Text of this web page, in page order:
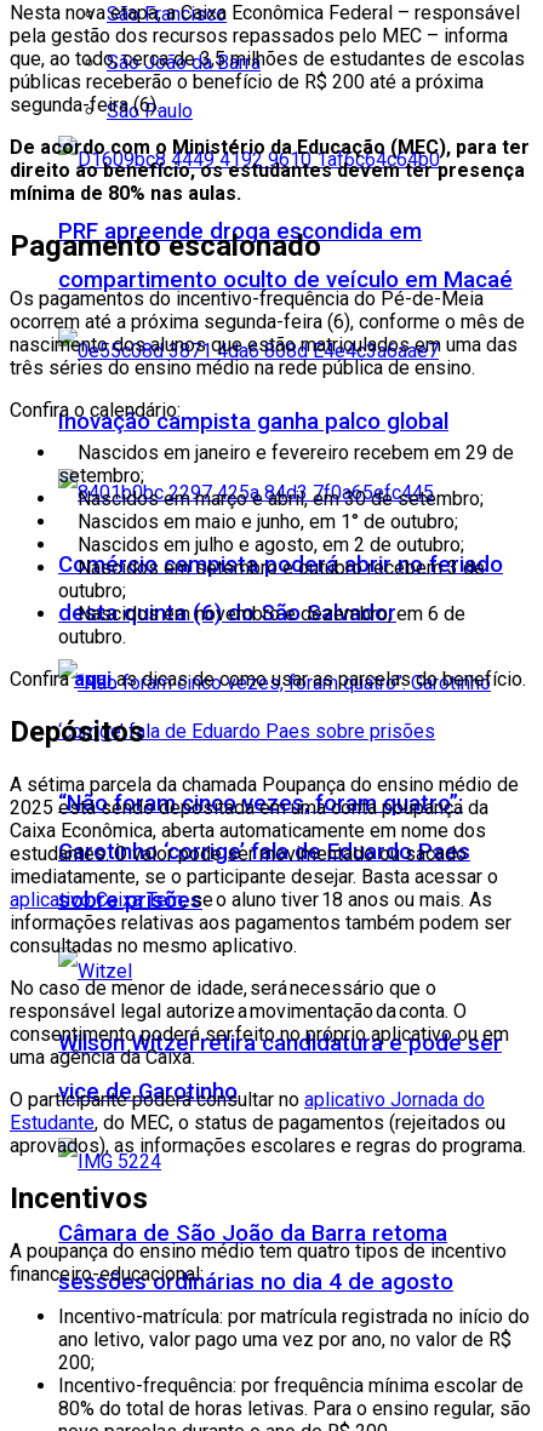
São Francisco
São João da Barra
São Paulo
PRF apreende droga escondida em
compartimento oculto de veículo em Macaé
Inovação campista ganha palco global
Comércio campista poderá abrir no feriado
desta quinta (6) do São Salvador
“Não foram cinco vezes, foram quatro”:
Garotinho ‘corrige’ fala de Eduardo Paes
sobre prisões
Wilson Witzel retira candidatura e pode ser
vice de Garotinho
Câmara de São João da Barra retoma
sessões ordinárias no dia 4 de agosto
Nesta nova etapa, a Caixa Econômica Federal – responsável
pela gestão dos recursos repassados pelo MEC – informa
que, ao todo, cerca de 3,5 milhões de estudantes de escolas
públicas receberão o benefício de R$ 200 até a próxima
segunda-feira (6).
De acordo com o Ministério da Educação (MEC), para ter
direito ao benefício, os estudantes devem ter presença
mínima de 80% nas aulas.
Pagamento escalonado
Os pagamentos do incentivo-frequência do Pé-de-Meia
ocorrem até a próxima segunda-feira (6), conforme o mês de
nascimento dos alunos que estão matriculados em uma das
três séries do ensino médio na rede pública de ensino.
Confira o calendário:
Nascidos em janeiro e fevereiro recebem em 29 de
setembro;
Nascidos em março e abril, em 30 de setembro;
Nascidos em maio e junho, em 1° de outubro;
Nascidos em julho e agosto, em 2 de outubro;
Nascidos em setembro e outubro recebem 3 de
outubro;
Nascidos em novembro e dezembro, em 6 de
outubro.
Confiraaquias dicas de como usar as parcelas do benefício.
Depósitos
A sétima parcela da chamada Poupança do ensino médio de
2025 está sendo depositada em uma conta poupança da
Caixa Econômica, aberta automaticamente em nome dos
estudantes. O valor pode ser movimentado ou sacado
imediatamente, se o participante desejar. Basta acessar o
aplicativo Caixa Tem, se o aluno tiver 18 anos ou mais. As
informações relativas aos pagamentos também podem ser
consultadas no mesmo aplicativo.
No caso de menor de idade, será necessário que o
responsável legal autorize a movimentação da conta. O
consentimento poderá ser feito no próprio aplicativo ou em
uma agência da Caixa.
O participante poderá consultar no aplicativo Jornada do
Estudante, do MEC, o status de pagamentos (rejeitados ou
aprovados), as informações escolares e regras do programa.
Incentivos
A poupança do ensino médio tem quatro tipos de incentivo
financeiro-educacional:
Incentivo-matrícula: por matrícula registrada no início do
ano letivo, valor pago uma vez por ano, no valor de R$
200;
Incentivo-frequência: por frequência mínima escolar de
80% do total de horas letivas. Para o ensino regular, são